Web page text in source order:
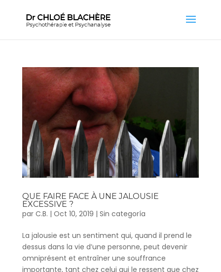
QUE FAIRE FACE À UNE JALOUSIE
EXCESSIVE ?
par C.B. | Oct 10, 2019 | Sin categoría
La jalousie est un sentiment qui, quand il prend le
dessus dans la vie d’une personne, peut devenir
omniprésent et entraîner une souffrance
importante, tant chez celui qui le ressent que chez